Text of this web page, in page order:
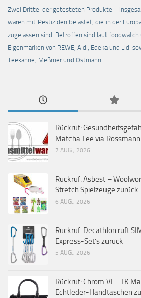
Zwei Drittel der getesteten Produkte –
waren mit Pestiziden belastet, die in der
zugelassen sind. Betroffen sind laut foodwatch
Eigenmarken von REWE, Aldi, Edeka und Lidl
Teekanne, Meßmer und Ostmann.
Rückruf:
Matcha Tee via
7 AUG., 2026
Rückruf: Asbest –
Stretch Spielzeuge zurück
6 AUG., 2026
Rückruf: Decathlon ruft
Express-Set’s zurück
5 AUG., 2026
Rückruf: Chrom VI – TK
Echtleder-Handtaschen